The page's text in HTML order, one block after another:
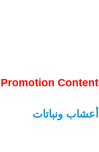
Promotion Content
أعشاب ونباتات